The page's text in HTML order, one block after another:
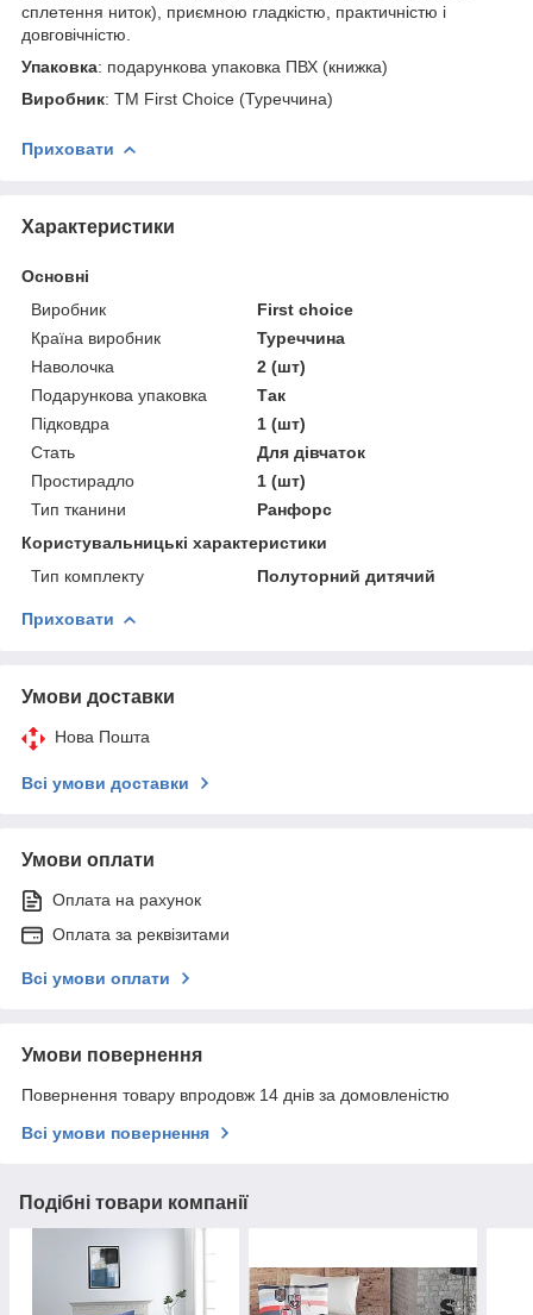
сплетення ниток), приємною гладкістю, практичністю і
довговічністю.
Упаковка: подарункова упаковка ПВХ (книжка)
Виробник: ТМ First Choice (Туреччина)
Приховати
Характеристики
Основні
Виробник
First choice
Країна виробник
Туреччина
Наволочка
2 (шт)
Подарункова упаковка
Так
Підковдра
1 (шт)
Стать
Для дівчаток
Простирадло
1 (шт)
Тип тканини
Ранфорс
Користувальницькі характеристики
Тип комплекту
Полуторний дитячий
Приховати
Умови доставки
Нова Пошта
Всі умови доставки
Умови оплати
Оплата на рахунок
Оплата за реквізитами
Всі умови оплати
Умови повернення
Повернення товару впродовж 14 днів за домовленістю
Всі умови повернення
Подібні товари компанії